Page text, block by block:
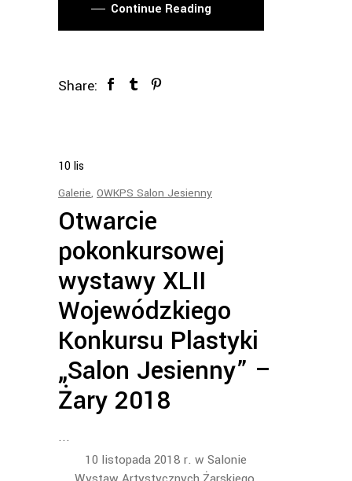
Continue Reading
Share:
10lis
Galerie, OWKPS Salon Jesienny
Otwarcie
pokonkursowej
wystawy XLII
Wojewódzkiego
Konkursu Plastyki
„Salon Jesienny” –
Żary 2018
10 listopada 2018 r. w Salonie